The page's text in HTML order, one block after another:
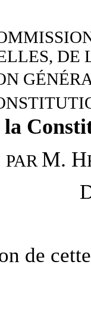
DE
la
PAR M. H
de